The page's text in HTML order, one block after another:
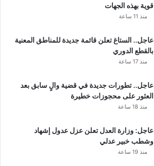
قوية بهذه الجهات
منذ 11 ساعة
عاجل.. الستاغ تعلن قائمة جديدة للمناطق المعنية
بالقطع الدوري
منذ 17 ساعة
عاجل.. تطورات جديدة في قضية والٍ سابق بعد
العثور على محجوزات خطيرة
منذ 18 ساعة
عاجل: وزارة العدل تعلن عزل عدول إشهاد
وشطب خبير عدلي
منذ 19 ساعة